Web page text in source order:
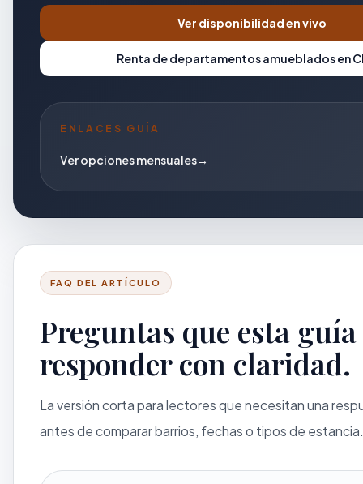
Ver disponibilidad en vivo
Renta de departamentos amueblados en
ENLACES GUÍA
Ver opciones mensuales→
FAQ DEL ARTÍCULO
Preguntas que esta
responder con claridad.
La versión corta para lectores que necesitan una
antes de comparar barrios, fechas o tipos de estancia.